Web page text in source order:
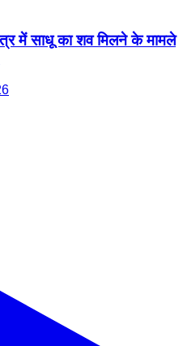
में साधू का शव मिलने के मामले